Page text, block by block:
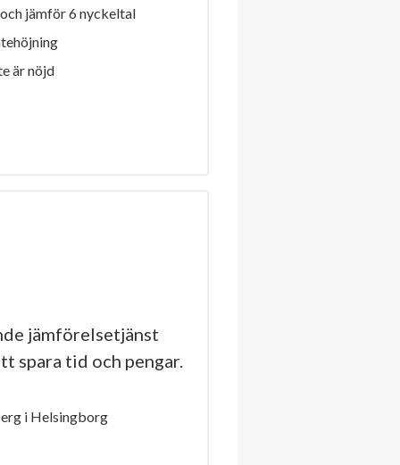
jämför 6 nyckeltal
är nöjd
jämförelsetjänst
spara tid och pengar.
i Helsingborg